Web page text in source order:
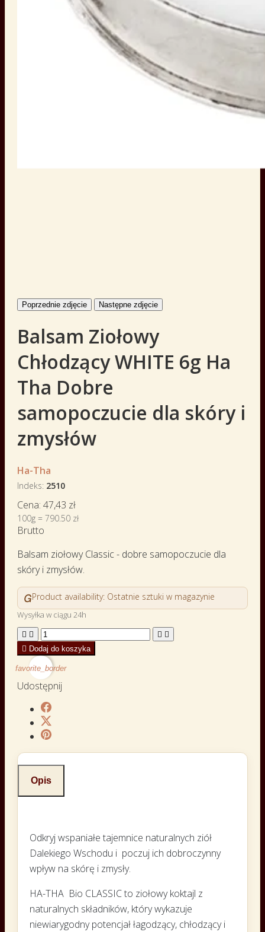
Poprzednie zdjęcie Następne zdjęcie
Balsam Ziołowy
Chłodzący WHITE 6g Ha
Tha Dobre
samopoczucie dla skóry i
zmysłów
Ha-Tha
Indeks 2510
Cena: 47,43 zł
100g = 790.50 zł
Brutto
Balsam ziołowy Classic - dobre samopoczucie dla
skóry i zmysłów.
Product availability: Ostatnie sztuki w magazynie
Wysyłka w ciągu 24h
   
 Dodaj do koszyka
favorite_border
Udostępnij
Opis
Odkryj wspaniałe tajemnice naturalnych ziół
Dalekiego Wschodu i poczuj ich dobroczynny
wpływ na skórę i zmysły.
HA-THA Bio CLASSIC to ziołowy koktajl z
naturalnych składników, który wykazuje
niewiarygodny potencjał łagodzący, chłodzący i